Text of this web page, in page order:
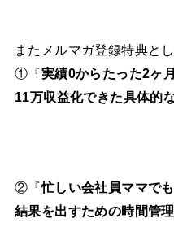
またメルマガ登録特典とし
①『実績0からたった2ヶ
11万収益化できた具体的
②『忙しい会社員ママで
結果を出すための時間管